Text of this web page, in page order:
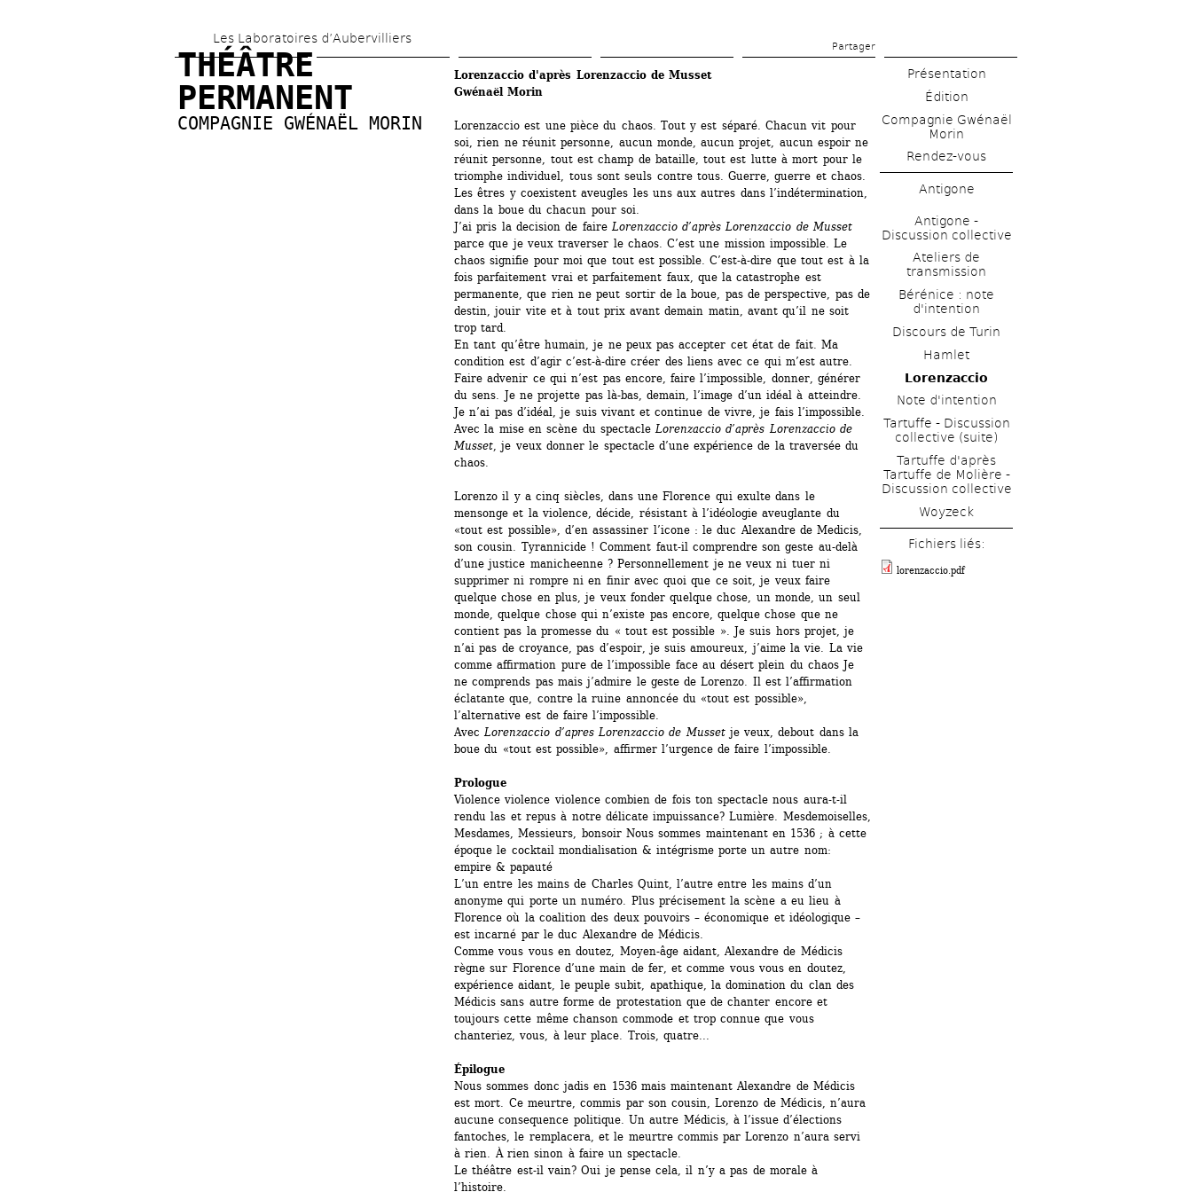
contenu
principal
Les Laboratoires d’Aubervilliers
Partager
THÉÂTRE
PERMANENT
COMPAGNIE GWÉNAËL MORIN
Lorenzaccio d'après Lorenzaccio de Musset
Gwénaël Morin
Lorenzaccio est une pièce du chaos. Tout y est séparé. Chacun vit pour
soi, rien ne réunit personne, aucun monde, aucun projet, aucun espoir ne
réunit personne, tout est champ de bataille, tout est lutte à mort pour le
triomphe individuel, tous sont seuls contre tous. Guerre, guerre et chaos.
Les êtres y coexistent aveugles les uns aux autres dans l’indétermination,
dans la boue du chacun pour soi.
J’ai pris la decision de faire Lorenzaccio d’après Lorenzaccio de Musset
parce que je veux traverser le chaos. C’est une mission impossible. Le
chaos signifie pour moi que tout est possible. C’est-à-dire que tout est à la
fois parfaitement vrai et parfaitement faux, que la catastrophe est
permanente, que rien ne peut sortir de la boue, pas de perspective, pas de
destin, jouir vite et à tout prix avant demain matin, avant qu’il ne soit
trop tard.
En tant qu’être humain, je ne peux pas accepter cet état de fait. Ma
condition est d’agir c’est-à-dire créer des liens avec ce qui m’est autre.
Faire advenir ce qui n’est pas encore, faire l’impossible, donner, générer
du sens. Je ne projette pas là-bas, demain, l’image d’un idéal à atteindre.
Je n’ai pas d’idéal, je suis vivant et continue de vivre, je fais l’impossible.
Avec la mise en scène du spectacle Lorenzaccio d’après Lorenzaccio de
Musset, je veux donner le spectacle d’une expérience de la traversée du
chaos.
Lorenzo il y a cinq siècles, dans une Florence qui exulte dans le
mensonge et la violence, décide, résistant à l’idéologie aveuglante du
«tout est possible», d’en assassiner l’icone : le duc Alexandre de Medicis,
son cousin. Tyrannicide ! Comment faut-il comprendre son geste au-delà
d’une justice manicheenne ? Personnellement je ne veux ni tuer ni
supprimer ni rompre ni en finir avec quoi que ce soit, je veux faire
quelque chose en plus, je veux fonder quelque chose, un monde, un seul
monde, quelque chose qui n’existe pas encore, quelque chose que ne
contient pas la promesse du « tout est possible ». Je suis hors projet, je
n’ai pas de croyance, pas d’espoir, je suis amoureux, j’aime la vie. La vie
comme affirmation pure de l’impossible face au désert plein du chaos Je
ne comprends pas mais j’admire le geste de Lorenzo. Il est l’affirmation
éclatante que, contre la ruine annoncée du «tout est possible»,
l’alternative est de faire l’impossible.
Avec Lorenzaccio d’apres Lorenzaccio de Mussetje veux, debout dans la
boue du «tout est possible», affirmer l’urgence de faire l’impossible.
Prologue
Violence violence violence combien de fois ton spectacle nous aura-t-il
rendu las et repus à notre délicate impuissance? Lumière. Mesdemoiselles,
Mesdames, Messieurs, bonsoir Nous sommes maintenant en 1536 ; à cette
époque le cocktail mondialisation & intégrisme porte un autre nom:
empire & papauté
L’un entre les mains de Charles Quint, l’autre entre les mains d’un
anonyme qui porte un numéro. Plus précisement la scène a eu lieu à
Florence où la coalition des deux pouvoirs – économique et idéologique –
est incarné par le duc Alexandre de Médicis.
Comme vous vous en doutez, Moyen-âge aidant, Alexandre de Médicis
règne sur Florence d’une main de fer, et comme vous vous en doutez,
expérience aidant, le peuple subit, apathique, la domination du clan des
Médicis sans autre forme de protestation que de chanter encore et
toujours cette même chanson commode et trop connue que vous
chanteriez, vous, à leur place. Trois, quatre...
Épilogue
Nous sommes donc jadis en 1536 mais maintenant Alexandre de Médicis
est mort. Ce meurtre, commis par son cousin, Lorenzo de Médicis, n’aura
aucune consequence politique. Un autre Médicis, à l’issue d’élections
fantoches, le remplacera, et le meurtre commis par Lorenzo n’aura servi
à rien. À rien sinon à faire un spectacle.
Le théâtre est-il vain? Oui je pense cela, il n’y a pas de morale à
l’histoire.
Présentation
Édition
Compagnie Gwénaël
Morin
Rendez-vous
Antigone
Antigone -
Discussion collective
Ateliers de
transmission
Bérénice : note
d'intention
Discours de Turin
Hamlet
Lorenzaccio
Note d'intention
Tartuffe - Discussion
collective (suite)
Tartuffe d'après
Tartuffe de Molière -
Discussion collective
Woyzeck
Fichiers liés:
lorenzaccio.pdf